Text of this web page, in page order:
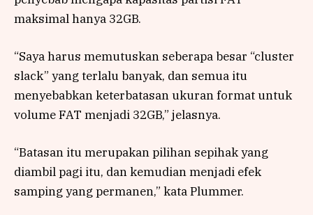
maksimal hanya 32GB.
“Saya harus memutuskan seberapa besar “cluster
slack” yang terlalu banyak, dan semua itu
menyebabkan keterbatasan ukuran format untuk
volume FAT menjadi 32GB,” jelasnya.
“Batasan itu merupakan pilihan sepihak yang
diambil pagi itu, dan kemudian menjadi efek
samping yang permanen,” kata Plummer.